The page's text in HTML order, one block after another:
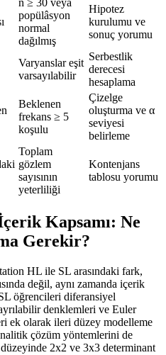
popülâsyon
normal
dağılmış
Hipotez
kurulumu ve
sonuç yorumu
Varyanslar eşit
varsayılabilir
Serbestlik
derecesi
hesaplama
Beklenen
frekans ≥ 5
koşulu
Çizelge
oluşturma ve α
seviyesi
belirleme
Toplam
gözlem
sayısının
yeterliliği
Kontenjans
tablosu yorumu
Kapsamı: Ne
Gerekir?
HL ile SL arasındaki fark,
değil, aynı zamanda içerik
öğrencileri diferansiyel
denklemleri ve Euler
ek olarak ileri düzey modelleme
çözüm yöntemlerini de
2x2 ve 3x3 determinant